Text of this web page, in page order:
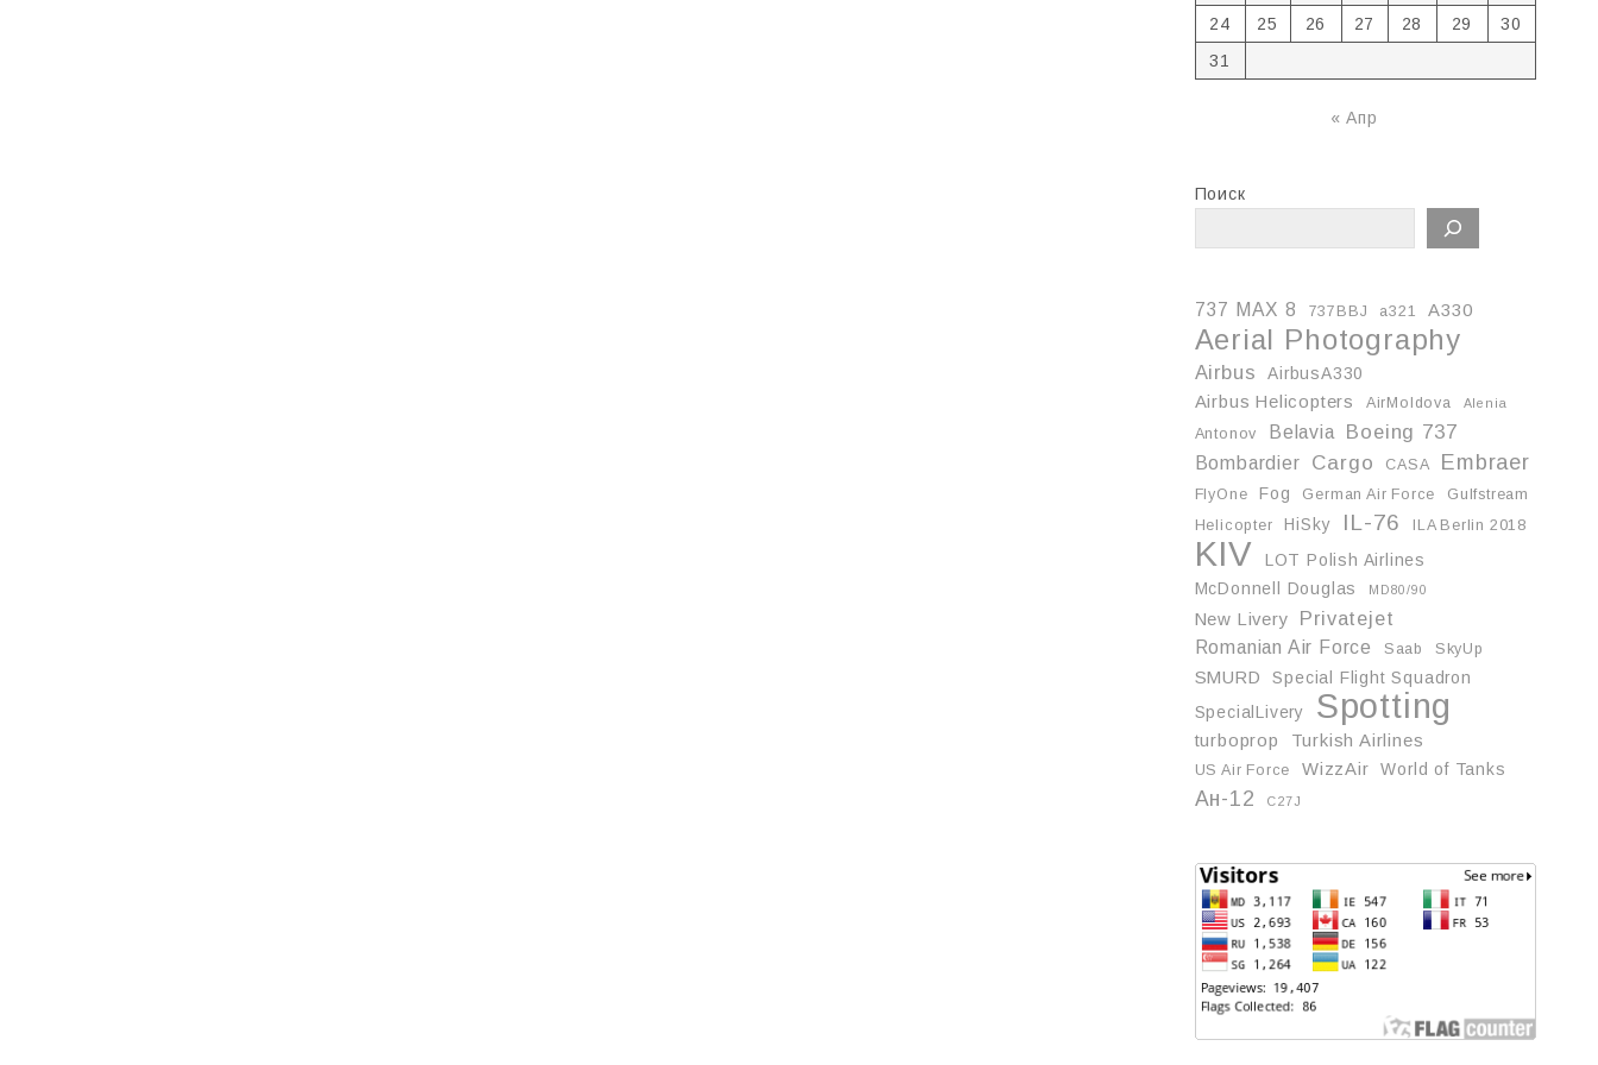
24
25 26 27 28 29
30
31
« Апр
Поиск
737 MAX 8 737BBJ a321 A330
Aerial Photography
Airbus
AirbusA330
Airbus Helicopters
AirMoldova Alenia
Antonov Belavia Boeing 737
Bombardier Cargo CASA Embraer
FlyOne Fog German Air Force
Gulfstream
Helicopter
HiSky IL-76 ILA Berlin 2018
KIV
LOT Polish Airlines
McDonnell Douglas
MD80/90
New Livery Privatejet
Romanian Air Force Saab SkyUp
SMURD
Special Flight Squadron
SpecialLivery
Spotting
turboprop Turkish Airlines
US Air Force WizzAir World of Tanks
Ан-12 С27J